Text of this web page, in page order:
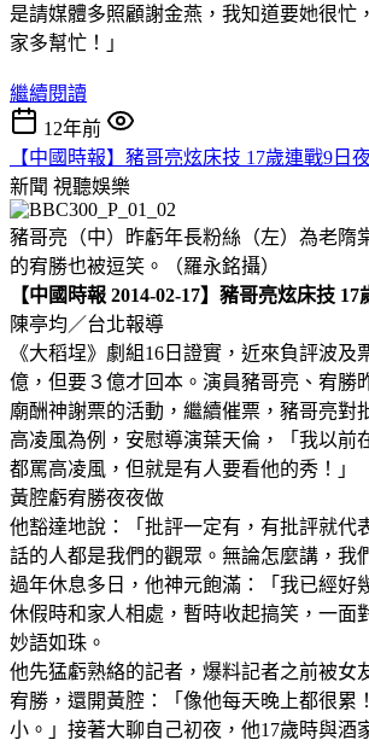
是請媒體多照顧謝金燕，我知道要她很忙
家多幫忙！」
繼續閱讀
12年前
【中國時報】豬哥亮炫床技 17歲連戰9日夜
新聞 視聽娛樂
豬哥亮（中）昨虧年長粉絲（左）為老隋
的宥勝也被逗笑。（羅永銘攝）
【中國時報 2014-02-17】豬哥亮炫床技
陳亭均／台北報導
《大稻埕》劇組16日證實，近來負評波及
億，但要３億才回本。演員豬哥亮、宥勝
廟酬神謝票的活動，繼續催票，豬哥亮對
高凌風為例，安慰導演葉天倫，「我以前
都罵高凌風，但就是有人要看他的秀！」
黃腔虧宥勝夜夜做
他豁達地說：「批評一定有，有批評就代
話的人都是我們的觀眾。無論怎麼講，我
過年休息多日，他神元飽滿：「我已經好
休假時和家人相處，暫時收起搞笑，一面
妙語如珠。
他先猛虧熟絡的記者，爆料記者之前被女
宥勝，還開黃腔：「像他每天晚上都很累
小。」接著大聊自己初夜，他17歲時與酒